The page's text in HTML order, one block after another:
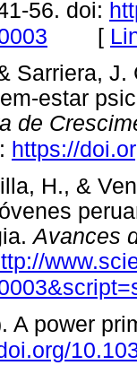
56. doi:
[
Sarriera,
estar
de
https://
H., &
Avances
A power